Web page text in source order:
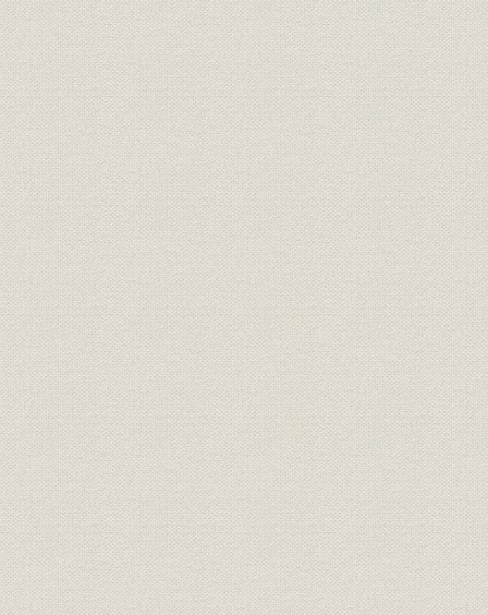
沿革
昭和55年(1980年)~平成15年
(2003年)
平成2年
(2003年)
経営者 創業者 安田善次郎 [明治5年